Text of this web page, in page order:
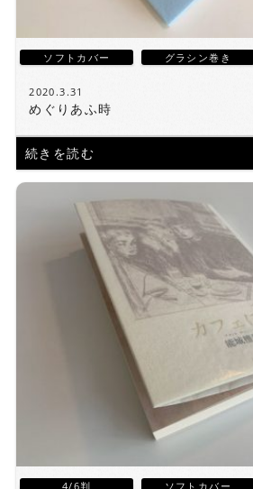
ソフトカバー グラシン巻き
2020.3.31
めぐりあふ時
続きを読む
4/6判 ソフトカバー